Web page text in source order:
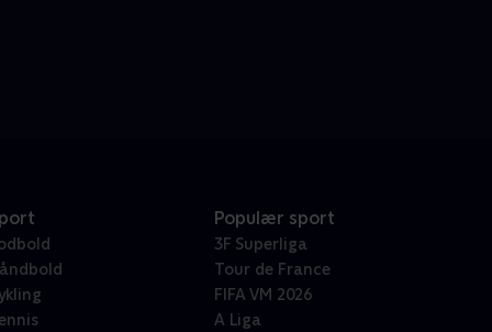
Populær sport
3F Superliga
Tour de France
FIFA VM 2026
A Liga